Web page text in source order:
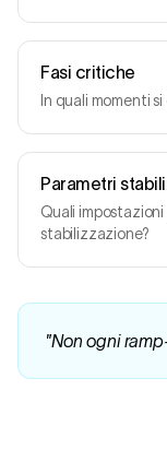
Fasi critiche
In quali momenti
Parametri
Quali
stabilizzazione?
"Non ogni